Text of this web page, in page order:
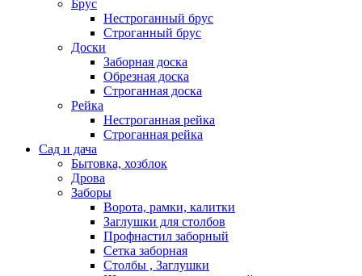
Брус
Нестроганный брус
Строганный брус
Доски
Заборная доска
Обрезная доска
Строганная доска
Рейка
Нестроганная рейка
Строганная рейка
Сад и дача
Бытовка, хозблок
Дрова
Заборы
Ворота, рамки, калитки
Заглушки для столбов
Профнастил заборный
Сетка заборная
Столбы , Заглушки